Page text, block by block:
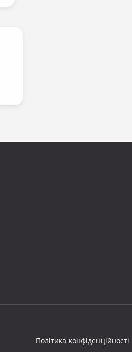
Політика конфіденційності